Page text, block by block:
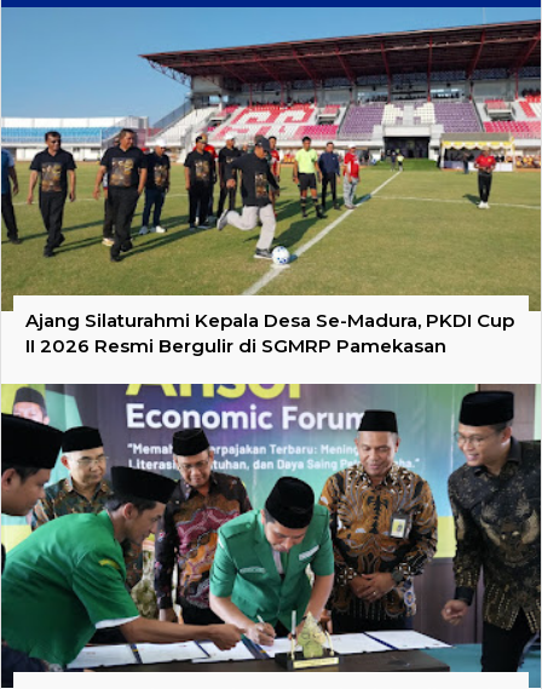
Ajang Silaturahmi Kepala Desa Se-Madura, PKDI Cup
II 2026 Resmi Bergulir di SGMRP Pamekasan